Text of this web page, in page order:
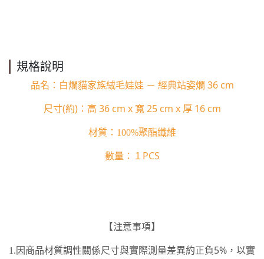
規格說明
品名：白爛貓家族絨毛娃娃 － 經典站姿爛 36 cm
尺寸(約)：高 36 cm x 寬 25 cm x 厚 16 cm
材質： 100%聚酯纖維
數量：１ PCS
【注意事項】
1. 因商品材質調性關係尺寸與實際測量差異約正負5% ，以實